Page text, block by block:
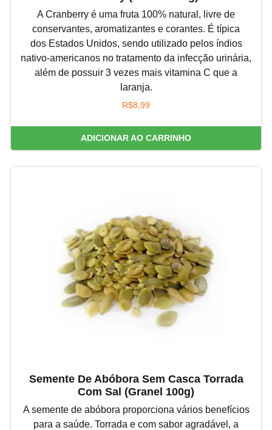
A Cranberry é uma fruta 100% natural, livre de
conservantes, aromatizantes e corantes. É típica
dos Estados Unidos, sendo utilizado pelos índios
nativo-americanos no tratamento da infecção urinária,
além de possuir 3 vezes mais vitamina C que a
laranja.
R$8,99
ADICIONAR AO CARRINHO
Semente De Abóbora Sem Casca Torrada
Com Sal (granel 100g)
A semente de abóbora proporciona vários benefícios
para a saúde. Torrada e com sabor agradável, a